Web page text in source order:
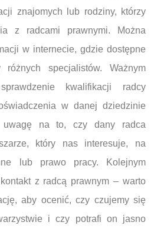
znajomych lub rodziny, którzy
z radcami prawnymi. Można
w internecie, gdzie dostępne
specjalistów. Ważnym
kwalifikacji radcy
w danej dziedzinie
uwagę na to, czy dany radca
który nas interesuje, na
lub prawo pracy. Kolejnym
z radcą prawnym – warto
aby ocenić, czy czujemy się
i czy potrafi on jasno